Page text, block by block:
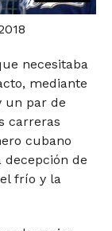
necesitaba
mediante
un par de
carreras
cubano
de
frío y la